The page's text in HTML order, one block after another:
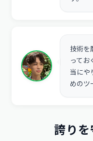
技術を
ってお
当にや
めのツ
誇りを